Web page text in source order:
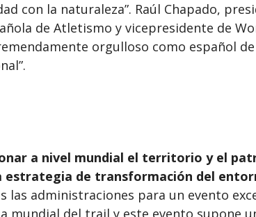
con la naturaleza”. Raúl Chapado,
de Atletismo y vicepresidente de
orgulloso como español
a nivel mundial el territorio y el
estrategia de transformación del
las administraciones para un evento
mundial del trail y este evento supone